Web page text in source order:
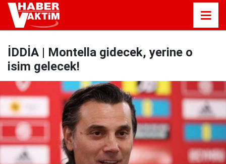
İDDİA | Montella gidecek, yerine o
isim gelecek!